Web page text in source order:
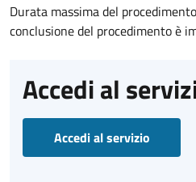
Durata massima del
conclusione del procedimento è
Accedi al
Accedi al servizio